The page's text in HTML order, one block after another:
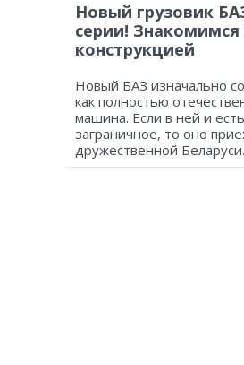
Новый грузовик
серии! Знакомимся
конструкцией
Новый БАЗ изначально
как полностью
машина. Если в ней и
заграничное, то оно
дружественной Беларуси.